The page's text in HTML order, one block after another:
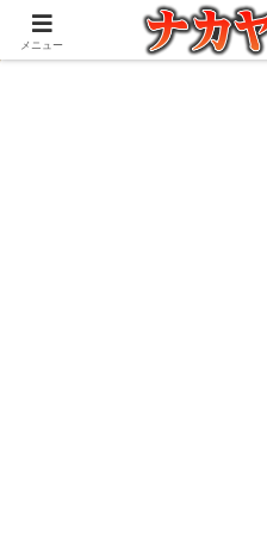
アウトドアとガジェット好き
メニュー